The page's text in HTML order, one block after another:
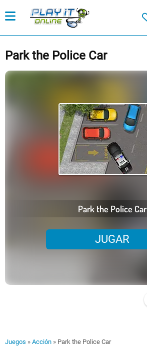
Park the Police Car
Park the Police Car
JUGAR
Juegos » Acción » Park the Police Car